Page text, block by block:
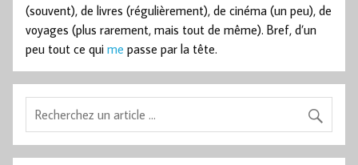
(souvent), de livres (régulièrement), de cinéma (un peu), de
voyages (plus rarement, mais tout de même). Bref, d’un
peu tout ce qui me passe par la tête.